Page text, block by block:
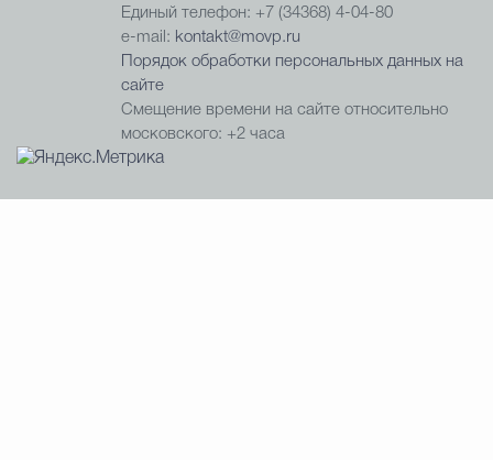
Единый телефон: +7 (34368) 4-04-80
e-mail: kontakt@movp.ru
Порядок обработки персональных данных на
сайте
Смещение времени на сайте относительно
московского: +2 часа